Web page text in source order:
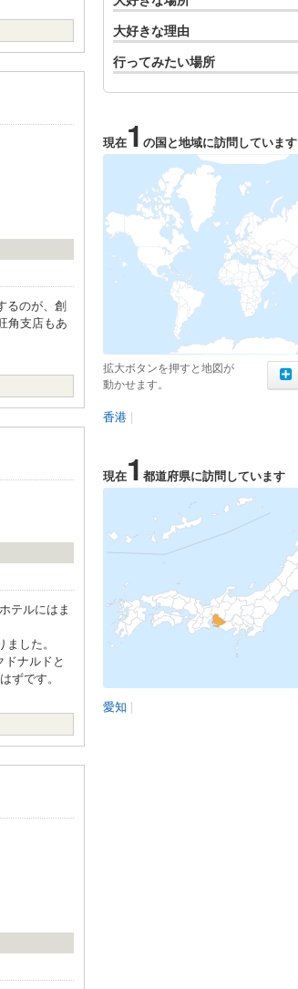
るのが、創
角支店もあ
テルにはま
した。
ナルドと
ずです。
大好きな理由
行ってみたい場所
現在1 の国と地域に訪問しています
拡大ボタンを押すと地図が
動かせます。
香港 |
現在1 都道府県に訪問しています
愛知 |